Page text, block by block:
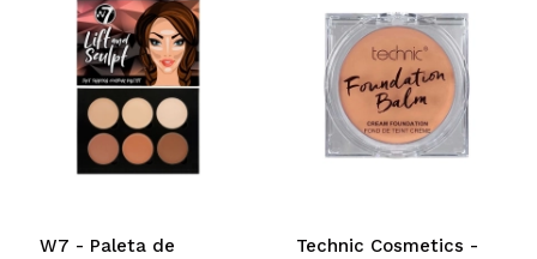
W7 - Paleta de
Technic Cosmetics -